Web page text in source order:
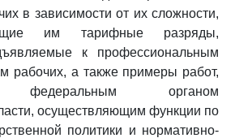
в зависимости от их сложности,
им тарифные разряды,
к профессиональным
рабочих, а также примеры работ,
федеральным органом
осуществляющим функции по
политики и нормативно-